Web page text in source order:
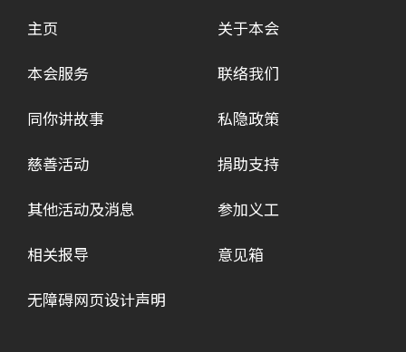
主页
本会服务
同你讲故事
慈善活动
其他活动及消息
相关报导
关于本会
联络我们
私隐政策
捐助支持
参加义工
意见箱
无障碍网页设计声明